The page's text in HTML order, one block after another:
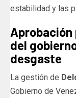
estabilidad y las
Aprobación
del
desgaste
La gestión de
Gobierno de